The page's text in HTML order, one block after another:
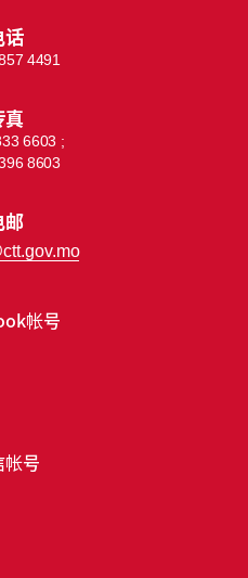
帐号
号
话
4491
真
6603 ;
8603
邮